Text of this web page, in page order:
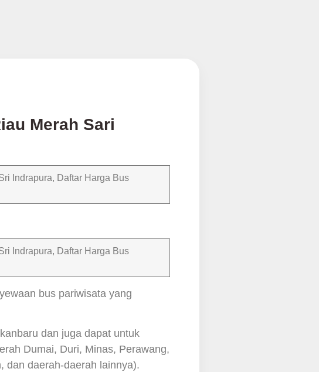
Merah Sari
Indrapura, Daftar Harga Bus
Indrapura, Daftar Harga Bus
bus pariwisata yang
dan juga dapat untuk
Dumai, Duri, Minas, Perawang,
dan daerah-daerah lainnya).